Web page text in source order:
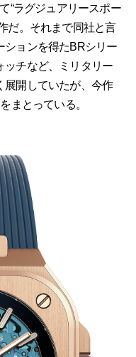
“ラグジュアリースポー
だ。それまで同社と言
ションを得たBRシリー
ッチなど、ミリタリー
展開していたが、今作
まとっている。